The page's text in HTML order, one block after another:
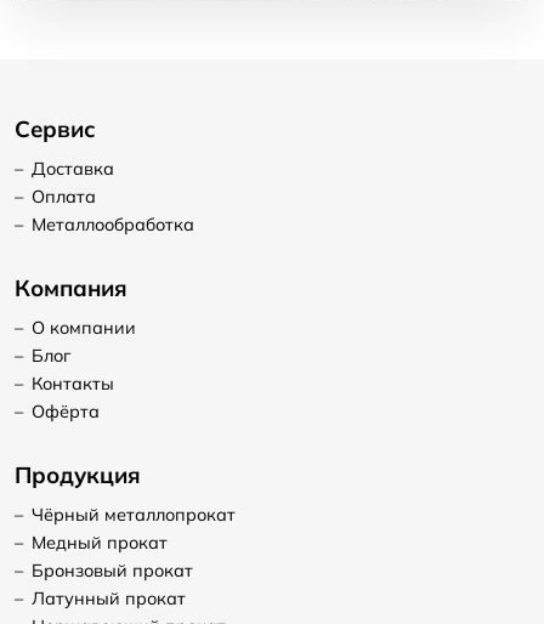
Сервис
– Доставка
– Оплата
– Металлообработка
Компания
– О компании
– Блог
– Контакты
– Офёрта
Продукция
– Чёрный металлопрокат
– Медный прокат
– Бронзовый прокат
– Латунный прокат